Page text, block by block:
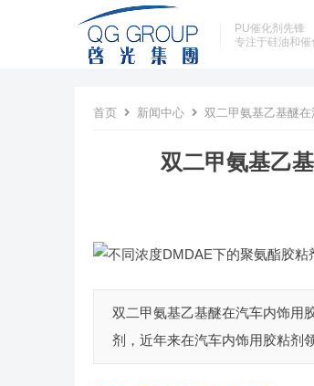
PU催化剂先锋
专注于硅油和催
首页 新闻中心 双二甲氨基乙基醚
双二甲氨基乙
双二甲氨基乙基醚在汽车内饰用
剂，近年来在汽车内饰用胶粘剂